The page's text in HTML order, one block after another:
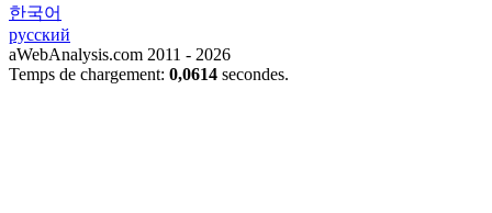
한국어
русский
aWebAnalysis.com 2011 - 2026
Temps de chargement: 0,0614 secondes.